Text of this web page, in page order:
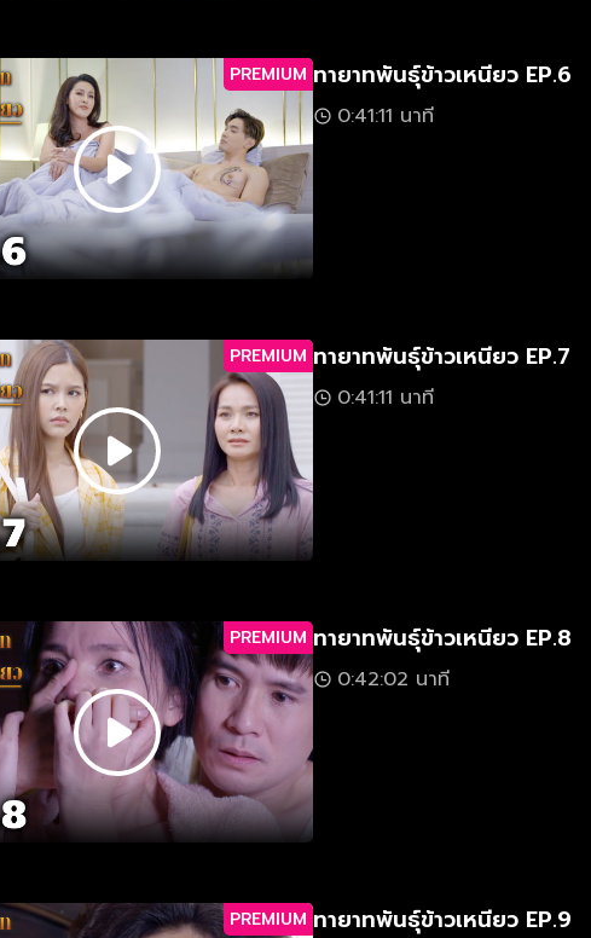
PREMIUM ทายาทพันธุ์ข้าวเหนียว EP.6
0:41:11 นาที
PREMIUM ทายาทพันธุ์ข้าวเหนียว EP.7
0:41:11 นาที
PREMIUM ทายาทพันธุ์ข้าวเหนียว EP.8
0:42:02 นาที
PREMIUM ทายาทพันธุ์ข้าวเหนียว EP.9